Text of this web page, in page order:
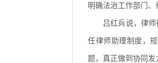
明确法治工作部门
吕红兵说，律
任律师助理制度，
题，真正做到协同发